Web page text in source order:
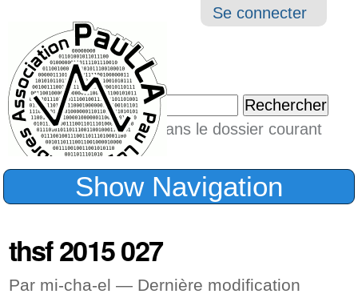
Outils
Se connecter
Chercher par
Seulement dans le dossier courant
Recherche
Show Navigation
thsf 2015 027
Par mi-cha-el — Dernière modification